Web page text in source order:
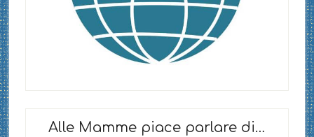
Alle Mamme piace parlare di…